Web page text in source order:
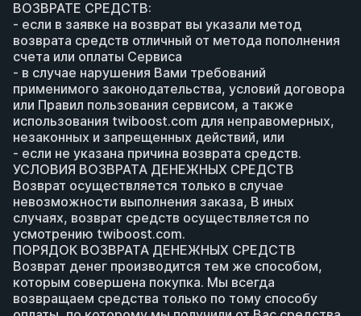
ВОЗВРАТЕ СРЕДСТВ:
- если в заявке на возврат вы указали метод
возврата средств отличный от метода пополнения
счета или оплаты Сервиса
- в случае нарушения Вами требований
применимого законодательства, условий договора
или Правил пользования сервисом, а также
использования twiboost.com для неправомерных,
незаконных и запрещенных действий, или
- если не указана причина возврата средств.
УСЛОВИЯ ВОЗВРАТА ДЕНЕЖНЫХ СРЕДСТВ
Возврат осуществляется только в случае
невозможности выполнения заказа, В иных
случаях, возврат средств осуществляется по
усмотрению twiboost.com.
ПОРЯДОК ВОЗВРАТА ДЕНЕЖНЫХ СРЕДСТВ
Возврат денег производится тем же способом,
которым совершена покупка. Мы всегда
возвращаем средства только по тому способу